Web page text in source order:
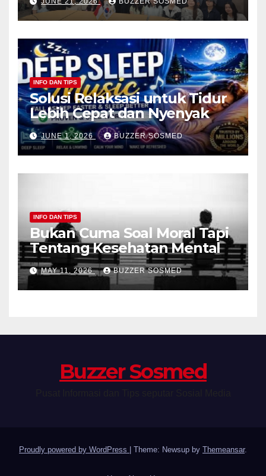
INFO DAN TIPS
Solusi Relaksasi untuk Tidur
Lebih Cepat dan Nyenyak
JUNE 1, 2026 BUZZER SOSMED
INFO DAN TIPS
Bukan Cuma Soal Moral Tapi
Tentang Kesehatan Mental
MAY 11, 2026 BUZZER SOSMED
Buzzer Sosmed
Proudly powered by WordPress Theme: Newsup by Themeansar.